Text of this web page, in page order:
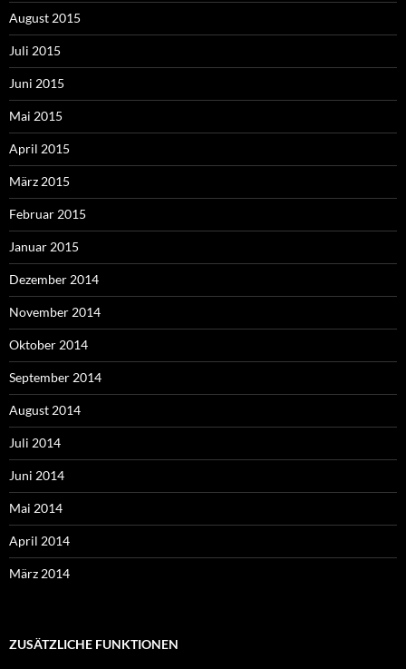
August 2015
Juli 2015
Juni 2015
Mai 2015
April 2015
März 2015
Februar 2015
Januar 2015
Dezember 2014
November 2014
Oktober 2014
September 2014
August 2014
Juli 2014
Juni 2014
Mai 2014
April 2014
März 2014
ZUSÄTZLICHE FUNKTIONEN